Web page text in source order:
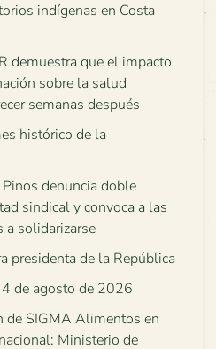
indígenas en Costa
demuestra que el impacto
sobre la salud
semanas después
histórico de la
denuncia doble
sindical y convoca a las
a solidarizarse
presidenta de la República
de agosto de 2026
de SIGMA Alimentos en
Ministerio de